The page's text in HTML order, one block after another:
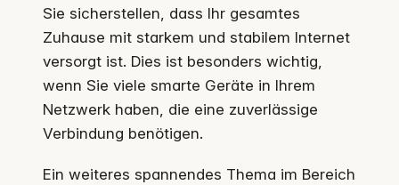
Sie sicherstellen, dass Ihr gesamtes
Zuhause mit starkem und stabilem Internet
versorgt ist. Dies ist besonders wichtig,
wenn Sie viele smarte Geräte in Ihrem
Netzwerk haben, die eine zuverlässige
Verbindung benötigen.
Ein weiteres spannendes Thema im Bereich